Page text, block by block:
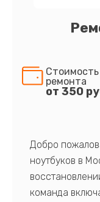
Стоимость
ремонта
от 350
Добро
ноутбуков в
команда